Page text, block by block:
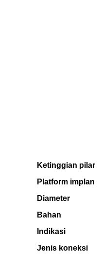
Ketinggian pilar
Platform implan
Diameter
Bahan
Indikasi
Jenis koneksi